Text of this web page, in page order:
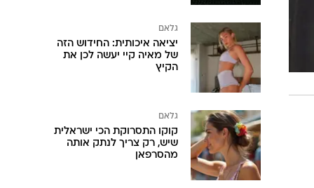
גלאם
יציאה איכותית: החידוש הזה
של מאיה קיי יעשה לכן את
הקיץ
גלאם
קוקו התסרוקת הכי ישראלית
שיש, רק צריך לנתק אותה
מהסרפאן